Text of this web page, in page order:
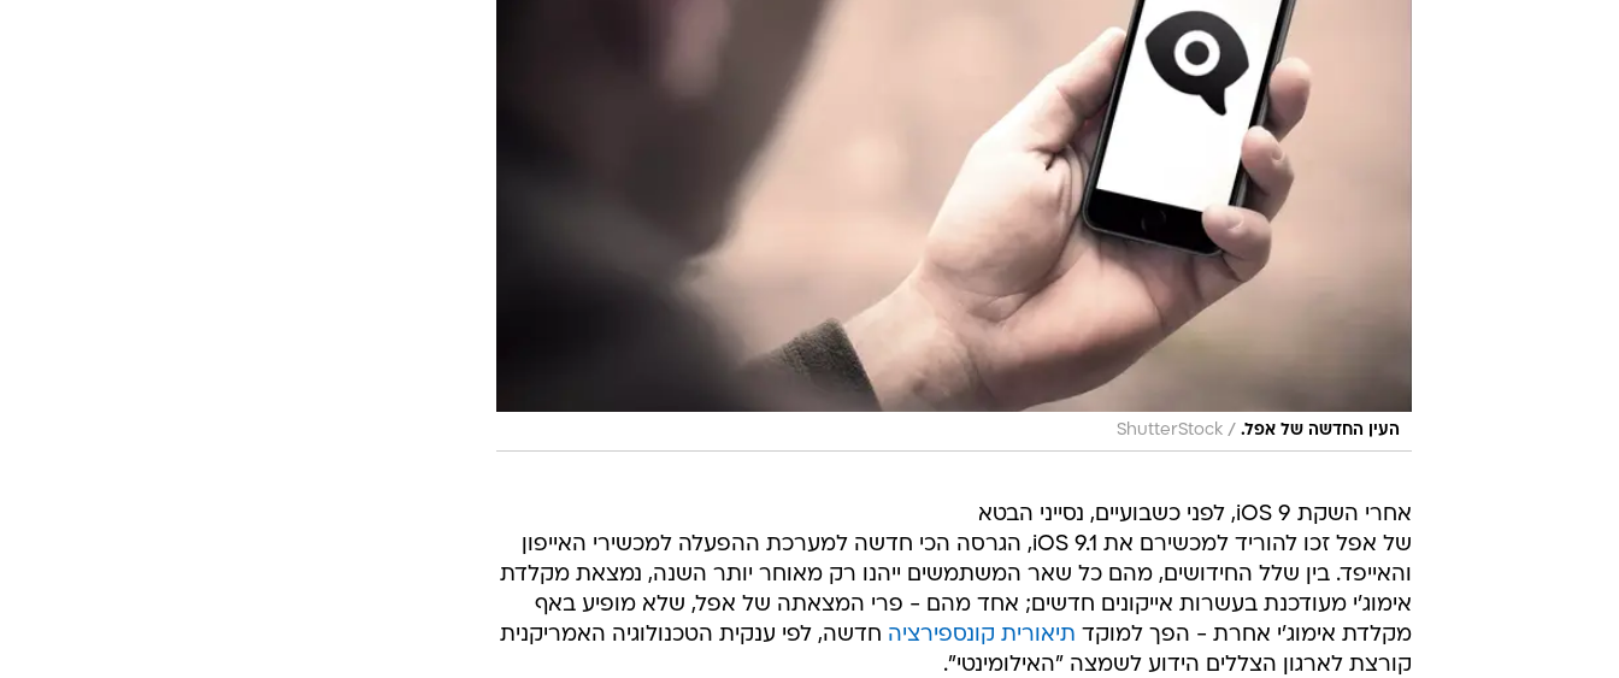
העין החדשה של אפל. /
ShutterStock
אחרי השקת iOS 9, לפני כשבועיים, נסייני הבטא
של אפל זכו להוריד למכשירם את iOS 9.1, הגרסה הכי חדשה למערכת ההפעלה למכשירי האייפון
והאייפד. בין שלל החידושים, מהם כל שאר המשתמשים ייהנו רק מאוחר יותר השנה, נמצאת מקלדת
אימוג'י מעודכנת בעשרות אייקונים חדשים; אחד מהם - פרי המצאתה של אפל, שלא מופיע באף
מקלדת אימוג'י אחרת - הפך למוקד תיאורית קונספירציה חדשה, לפי ענקית הטכנולוגיה האמריקנית
קורצת לארגון הצללים הידוע לשמצה "האילומינטי".